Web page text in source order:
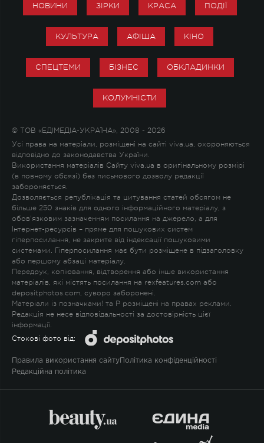
НОВИНИ ЗІРКИ КРАСА ПОДІЇ
КУЛЬТУРА АФІША КІНО
СПЕЦТЕМИ БІЗНЕС ОБКЛАДИНКИ
КОЛУМНІСТИ
© ТОВ «ЕДІМЕДІА-УКРАЇНА», 2008 - 2026
Усі права на матеріали, розміщені на сайті viva.ua, охороняються
відповідно до законодавства України.
Використання матеріалів Сайту viva.ua в оригінальному розмірі
(в повному обсязі) без письмового дозволу редакції
забороняється.
Дозволяється републікація та цитування статей обсягом не
більше 250 знаків для одного інформаційного матеріалу, з
обов'язковим зазначенням посилання на джерело, а для
Інтернет-ресурсів – пряме для пошукових систем
гіперпосилання, не закрите від індексації пошуковими
системами. Гіперпосилання має бути розміщене в підзаголовку
або першому абзаці матеріалу.
Передрук, копіювання, відтворення або інше використання
матеріалів, які містять посилання на rexfeatures.com або
depositphotos.com, суворо заборонені.
Матеріали із позначками! та P розміщені на правах реклами.
Редакція не несе відповідальності за достовірність цієї
інформації.
Стокові фото від:
Правила використання сайту Політика конфіденційності
Редакційна політика